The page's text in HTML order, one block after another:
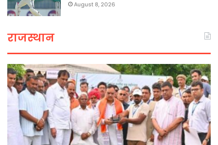
August 8, 2026
राजस्थान